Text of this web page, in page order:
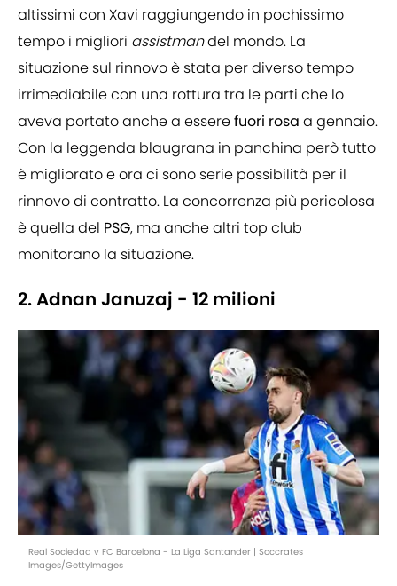
altissimi con Xavi raggiungendo in pochissimo
tempo i migliori assistmandel mondo. La
situazione sul rinnovo è stata per diverso tempo
irrimediabile con una rottura tra le parti che lo
aveva portato anche a esserefuori rosa a gennaio.
Con la leggenda blaugrana in panchina però tutto
è migliorato e ora ci sono serie possibilità per il
rinnovo di contratto. La concorrenza più pericolosa
è quella del PSG, ma anche altri top club
monitorano la situazione.
2. Adnan Januzaj - 12 milioni
Real Sociedad v FC Barcelona - La Liga Santander | Soccrates
Images/GettyImages